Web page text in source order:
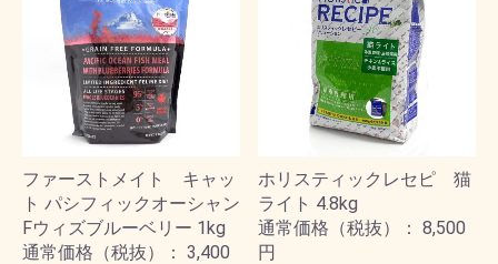
ファーストメイト キャッ
ト パシフィックオーシャン
Fウィズブルーベリー 1kg
通常価格（税抜）： 3,400
ホリスティックレセピ 猫
ライト 4.8kg
通常価格（税抜）： 8,500
円